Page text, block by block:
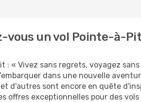
vous un vol Pointe-à-
: « Vivez sans regrets, voyagez
dans une nouvelle
d'autres sont encore en quête
offres exceptionnelles pour des